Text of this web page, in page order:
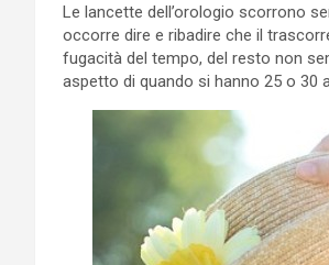
Le lancette dell’orologio scorrono
occorre dire e ribadire che il
fugacità del tempo, del resto non
aspetto di quando si hanno 25 o 30